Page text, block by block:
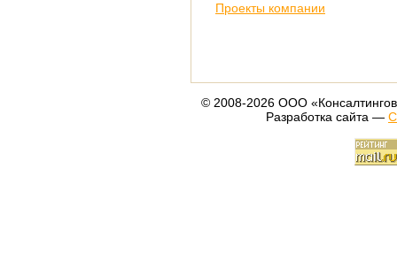
Проекты компании
© 2008-2026 ООО
Разработка сайта —